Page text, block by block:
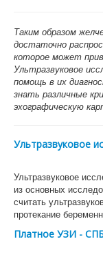
Таким образом
достаточно
которое может
Ультразвуковое
помощь в их
знать различные
эхографическую
Ультразвуковое
Ультразвуковое
из основных
считать
протекание
Платное УЗИ -